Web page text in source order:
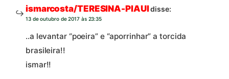
ismarcosta/TERESINA-PIAUIdisse:
13 de outubro de 2017 às 23:35
..a levantar “poeira” e “aporrinhar” a torcida
brasileira!!
ismar!!